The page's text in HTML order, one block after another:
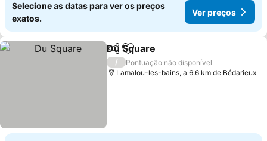
Selecione as datas para ver os preços
exatos.
Ver preços
PartilharAdicionar aos favoritos
Du Square
/
Pontuação não disponível
Lamalou-les-bains, a 6.6 km de Bédarieux